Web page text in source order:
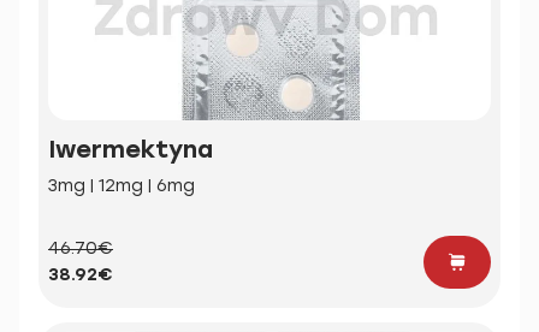
Iwermektyna
3mg | 12mg | 6mg
46.70€
38.92€